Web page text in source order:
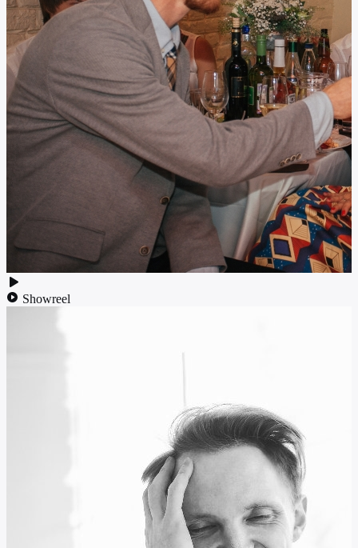
Showreel